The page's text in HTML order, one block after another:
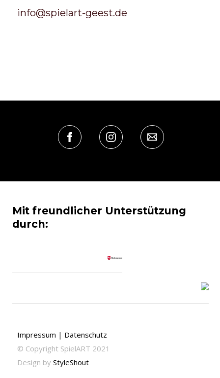
info@spielart-geest.de
Mit freundlicher Unterstützung
durch:
Impressum | Datenschutz
© Copyright SpielART 2021
Design by StyleShout